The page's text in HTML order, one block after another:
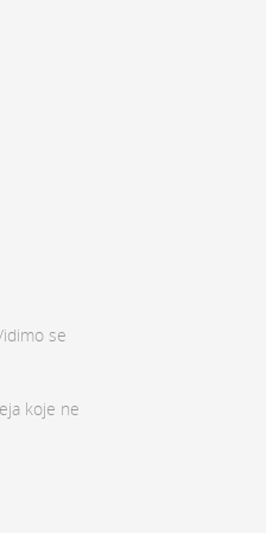
se
koje ne